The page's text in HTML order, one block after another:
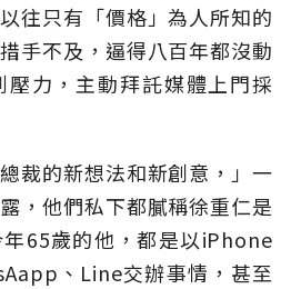
往只有「價格」為人所知的
手不及，逼得八百年都沒動
力，主動拜託媒體上門採
裁的新想法和新創意，」一
，他們私下都膩稱徐重仁是
年65歲的他，都是以iPhone
、Line交辦事情，甚至